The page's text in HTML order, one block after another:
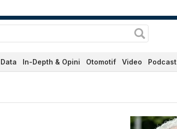
In-Depth & Opini Otomotif Video Podcast